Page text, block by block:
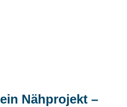
Nähprojekt –